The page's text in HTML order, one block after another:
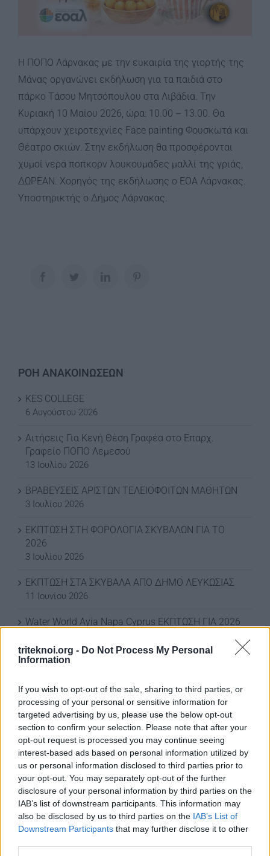
triteknoi.org - Do Not Process My Personal
Information
If you wish to opt-out of the sale, sharing to third parties, or
processing of your personal or sensitive information for
targeted advertising by us, please use the below opt-out
section to confirm your selection. Please note that after your
opt-out request is processed you may continue seeing
interest-based ads based on personal information utilized by
us or personal information disclosed to third parties prior to
your opt-out. You may separately opt-out of the further
disclosure of your personal information by third parties on the
IAB’s list of downstream participants. This information may
also be disclosed by us to third parties on the IAB’s List of
Downstream Participants that may further disclose it to other
Η ΠΟΠΟ Λάρνακας με την ευκαιρία της γιορτής της
Μάνας οργανώνει εκδήλωση για τα παιδιά στο
πάρκο Τάσου Μητσόπουλου στα Λιβάδια. Την
Κυριακή 10 Μαίου 2026, ώρα: 10.00 – 13.00. Θα
υπάρχουν χειροτεχνίες Face painting Φουσκωτά και
Θέατρο σκιών. Στην εκδήλωση θα προσφέρονται
χυμοί νερά ποπκορν λουκουμάδες μαλλί της γριάς,
ΔΩΡΕΑΝ. Χορηγός της εκδήλωσης ο ΕΟΑ Λάρνακας.
Υποστηρικτής ο Δήμος Λάρνακας.
ΡΟΗ ΑΝΑΚΟΙΝΩΣΕΩΝ
KES COLLEGE
6 Αυγούστου 2026
Αιτήσεις Για Κενή Θέση Γραφέα στο Επαρχ.
Γραφείο ΠΟΠΟ Λεμεσού
13 Ιουλίου 2026
ΒΡΑΒΕΥΣΕΙΣ ΑΡΙΣΤΩΝ ΤΕΛΕΙΟΦΟΙΤΩΝ ΜΑΘΗΤΩΝ
3 Ιουλίου 2026
ΕΚΠΤΩΣΗ ΣΤΗ ΦΟΡΟΛΟΓΙΑ ΣΚΥΒΑΛΩΝ ΓΙΑ ΤΟ
2026
3 Ιουλίου 2026
ΕΚΠΤΩΣΗ ΣΤΑ ΣΚΥΒΑΛΑ ΑΠΟ ΔΗΜΟ ΛΕΥΚΩΣΙΑΣ
11 Ιουνίου 2026
Water World Ayia Napa Cyprus ΕΚΠΤΩΣΗ ΓΙΑ 2026
ΕΚΠΤΩΣΗ ΑΠΟ ΚΟΙΝΟΤΙΚΟ ΣΥΜΒΟΥΛΙΟ
3 Ιουνίου 2026
ΟΙ ΕΚΔΗΛΩΣΕΙΣ ΜΑΣ